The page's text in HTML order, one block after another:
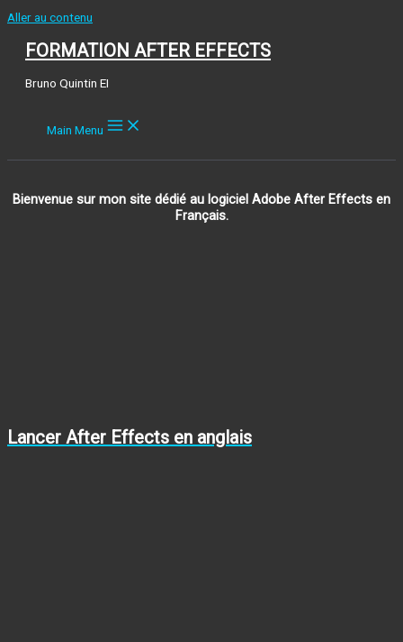
Aller au contenu
FORMATION AFTER EFFECTS
Bruno Quintin EI
Main Menu
Bienvenue sur mon site dédié au logiciel Adobe After Effects en
Français.
Lancer After Effects en anglais